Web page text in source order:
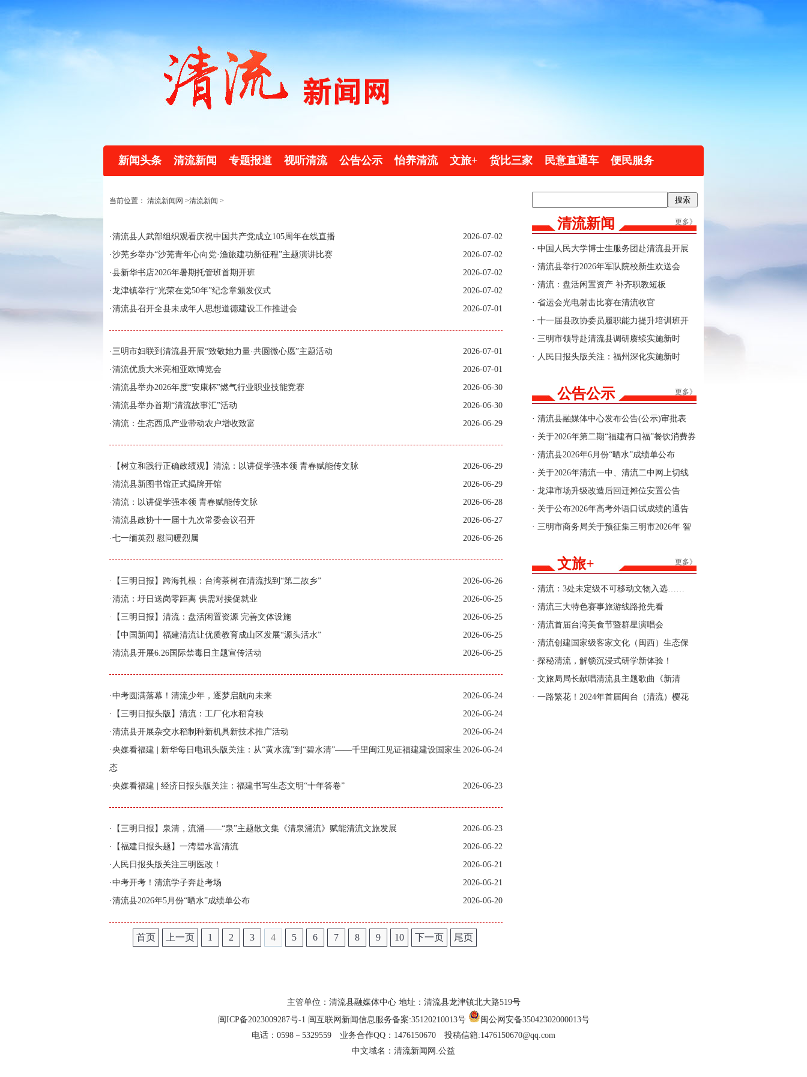
新闻头条 清流新闻 专题报道 视听清流 公告公示 怡养清流 文旅+ 货比三家 民意直通车 便民服务
更多》
清流新闻
· 中国人民大学博士生服务团赴清流县开展
实践调研
· 清流县举行2026年军队院校新生欢送会
· 清流：盘活闲置资产 补齐职教短板
· 省运会光电射击比赛在清流收官
· 十一届县政协委员履职能力提升培训班开
班
· 三明市领导赴清流县调研赓续实施新时
代“堡垒工程”及群众身边不正之风和腐败问
· 人民日报头版关注：福州深化实施新时
更多》
公告公示
· 清流县融媒体中心发布公告(公示)审批表
· 关于2026年第二期“福建有口福”餐饮消费券
商户报名的公告
· 清流县2026年6月份“晒水”成绩单公布
· 关于2026年清流一中、清流二中网上切线
招生结果的公告
· 龙津市场升级改造后回迁摊位安置公告
· 关于公布2026年高考外语口试成绩的通告
· 三明市商务局关于预征集三明市2026年 智
更多》
文旅+
· 清流：3处未定级不可移动文物入选……
· 清流三大特色赛事旅游线路抢先看
· 清流首届台湾美食节暨群星演唱会
· 清流创建国家级客家文化（闽西）生态保
护区“官宣”
· 探秘清流，解锁沉浸式研学新体验！
· 文旅局局长献唱清流县主题歌曲《新清
流》！
· 一路繁花！2024年首届闽台（清流）樱花
当前位置： 清流新闻网 >清流新闻 >
2026-07-02
·清流县人武部组织观看庆祝中国共产党成立105周年在线直播
2026-07-02
·沙芜乡举办“沙芜青年心向党·渔旅建功新征程”主题演讲比赛
2026-07-02
·县新华书店2026年暑期托管班首期开班
2026-07-02
·龙津镇举行“光荣在党50年”纪念章颁发仪式
2026-07-01
·清流县召开全县未成年人思想道德建设工作推进会
2026-07-01
·三明市妇联到清流县开展“致敬她力量·共圆微心愿”主题活动
2026-07-01
·清流优质大米亮相亚欧博览会
2026-06-30
·清流县举办2026年度“安康杯”燃气行业职业技能竞赛
2026-06-30
·清流县举办首期“清流故事汇”活动
2026-06-29
·清流：生态西瓜产业带动农户增收致富
2026-06-29
·
【树立和践行正确政绩观】清流：以讲促学强本领 青春赋能传文脉
2026-06-29
·清流县新图书馆正式揭牌开馆
2026-06-28
·清流：以讲促学强本领 青春赋能传文脉
2026-06-27
·清流县政协十一届十九次常委会议召开
2026-06-26
·七一缅英烈 慰问暖烈属
2026-06-26
·
【三明日报】跨海扎根：台湾茶树在清流找到“第二故乡”
2026-06-25
·清流：圩日送岗零距离 供需对接促就业
2026-06-25
·
【三明日报】清流：盘活闲置资源 完善文体设施
2026-06-25
·
【中国新闻】福建清流让优质教育成山区发展“源头活水”
2026-06-25
·清流县开展6.26国际禁毒日主题宣传活动
2026-06-24
·中考圆满落幕！清流少年，逐梦启航向未来
2026-06-24
·
【三明日报头版】清流：工厂化水稻育秧
2026-06-24
·清流县开展杂交水稻制种新机具新技术推广活动
2026-06-24
·央媒看福建 | 新华每日电讯头版关注：从“黄水流”到“碧水清”——千里闽江见证福建建设国家生
态
2026-06-23
·央媒看福建 | 经济日报头版关注：福建书写生态文明“十年答卷”
2026-06-23
·
【三明日报】泉清，流涌——“泉”主题散文集《清泉涌流》赋能清流文旅发展
2026-06-22
·
【福建日报头题】一湾碧水富清流
2026-06-21
· 人民日报头版关注三明医改！
2026-06-21
·中考开考！清流学子奔赴考场
2026-06-20
·清流县2026年5月份“晒水”成绩单公布
首页 上一页 1 2 3 4 5 6 7 8 9 10 下一页 尾页
主管单位：清流县融媒体中心 地址：清流县龙津镇北大路519号
闽ICP备2023009287号-1 闽互联网新闻信息服务备案:35120210013号
闽公网安备35042302000013号
电话：0598－5329559 业务合作QQ：1476150670 投稿信箱:1476150670@qq.com
中文域名：清流新闻网.公益